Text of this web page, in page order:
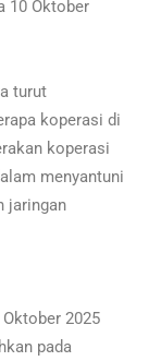
10 Oktober
turut
koperasi di
koperasi
menyantuni
jaringan
2025
pada